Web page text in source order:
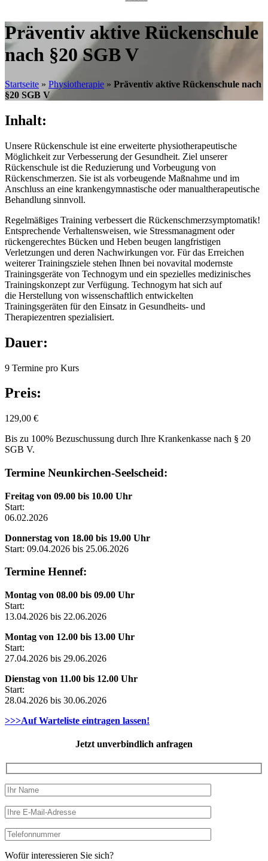
Präventiv aktive Rückenschule
nach §20 SGB V
Startseite » Physiotherapie » Präventiv aktive Rückenschule nach
§20 SGB V
Inhalt:
Unsere Rückenschule ist eine erweiterte physiotherapeutische
Möglichkeit zur Verbesserung der Gesundheit. Ziel unserer
Rückenschule ist die Reduzierung und Vorbeugung von
Rückenschmerzen. Sie ist als vorbeugende Maßnahme und im
Anschluss an eine krankengymnastische oder manualtherapeutische
Behandlung sinnvoll.
Regelmäßiges Training verbessert die Rückenschmerzsymptomatik!
Entsprechende Verhaltensweisen, wie Stressmanagment oder
rückengerechtes Bücken und Heben beugen langfristigen
Verletzungen und deren Nachwirkungen vor. Für das Erreichen
weiterer Trainingsziele stehen Ihnen bei novavital modernste
Trainingsgeräte von Technogym und ein spezielles medizinisches
Trainingskonzept zur Verfügung. Technogym hat sich auf
die Herstellung von wissenschaftlich entwickelten
Trainingsgeräten für den Einsatz in Gesundheits- und
Therapiezentren spezialisiert.
Dauer:
9 Termine pro Kurs
Preis:
129,00 €
Bis zu 100% Bezuschussung durch Ihre Krankenkasse nach § 20
SGB V.
Termine Neunkirchen-Seelscheid:
Freitag von 09.00 bis 10.00 Uhr
Start:
06.02.2026
Donnerstag von 18.00 bis 19.00 Uhr
Start: 09.04.2026 bis 25.06.2026
Termine Hennef:
Montag von 08.00 bis 09.00 Uhr
Start:
13.04.2026 bis 22.06.2026
Montag von 12.00 bis 13.00 Uhr
Start:
27.04.2026 bis 29.06.2026
Dienstag von 11.00 bis 12.00 Uhr
Start:
28.04.2026 bis 30.06.2026
>>>Auf Warteliste eintragen lassen!
Jetzt unverbindlich anfragen
Wofür interessieren Sie sich?